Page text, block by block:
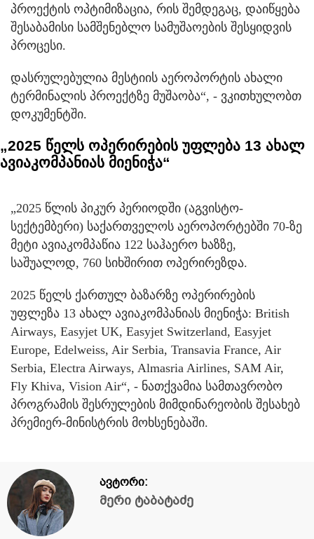
პროექტის ოპტიმიზაცია, რის შემდეგაც, დაიწყება
შესაბამისი სამშენებლო სამუშაოების შესყიდვის
პროცესი.
დასრულებულია მესტიის აეროპორტის ახალი
ტერმინალის პროექტზე მუშაობა“, - ვკითხულობთ
დოკუმენტში.
„2025 წელს ოპერირების უფლება 13 ახალ
ავიაკომპანიას მიენიჭა“
„2025 წლის პიკურ პერიოდში (აგვისტო-
სექტემბერი) საქართველოს აეროპორტებში 70-ზე
მეტი ავიაკომპაწია 122 საჰაერო ხაზზე,
საშუალოდ, 760 სიხშირით ოპერირეზდა.
2025 წელს ქართულ ბაზარზე ოპერირების
უფლეზა 13 ახალ ავიაკომპანიას მიენიჭა: British
Airways, Easyjet UK, Easyjet Switzerland, Easyjet
Europe, Edelweiss, Air Serbia, Transavia France, Air
Serbia, Electra Airways, Almasria Airlines, SAM Air,
Fly Khiva, Vision Air“, - ნათქვამია სამთავრობო
პროგრამის შესრულების მიმდინარეობის შესახებ
პრემიერ-მინისტრის მოხსენებაში.
ავტორი:
მერი ტაბატაძე